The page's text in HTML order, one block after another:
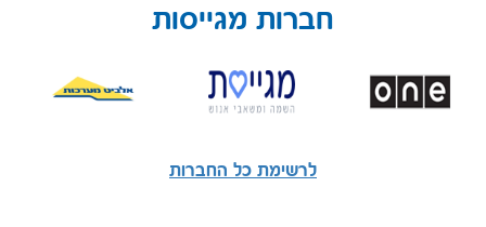
חברות מגייסות
לרשימת כל החברות